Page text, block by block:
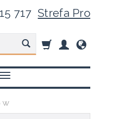
717Strefa Pro
W